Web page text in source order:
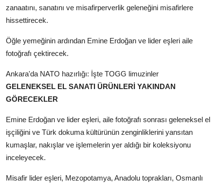
zanaatını, sanatını ve misafirperverlik geleneğini misafirlere
hissettirecek.
Öğle yemeğinin ardından Emine Erdoğan ve lider eşleri aile
fotoğrafı çektirecek.
Ankara'da NATO hazırlığı: İşte TOGG limuzinler
GELENEKSEL EL SANATI ÜRÜNLERİ YAKINDAN
GÖRECEKLER
Emine Erdoğan ve lider eşleri, aile fotoğrafı sonrası geleneksel el
işçiliğini ve Türk dokuma kültürünün zenginliklerini yansıtan
kumaşlar, nakışlar ve işlemelerin yer aldığı bir koleksiyonu
inceleyecek.
Misafir lider eşleri, Mezopotamya, Anadolu toprakları, Osmanlı